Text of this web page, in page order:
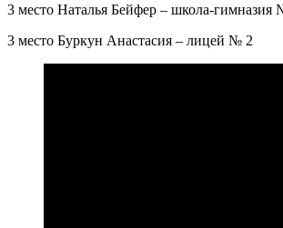
3 место Наталья Бейфер – школа-гимназия
3 место Буркун Анастасия – лицей № 2